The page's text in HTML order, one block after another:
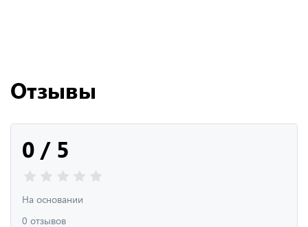
Отзывы
0 / 5
На основании
0 отзывов